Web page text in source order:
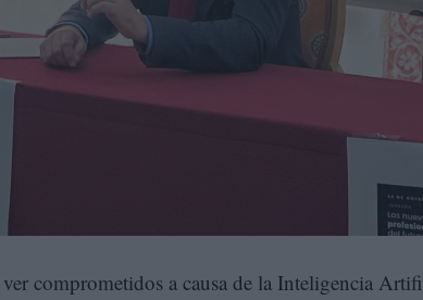
comprometidos a causa de la Inteligencia